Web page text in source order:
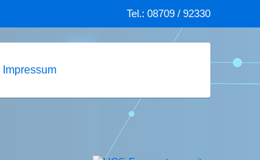
Tel.: 08709 / 92330
Impressum